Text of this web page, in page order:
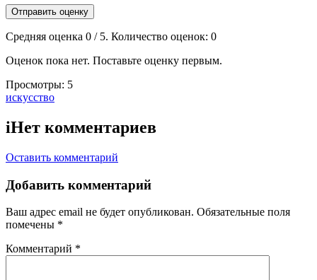
Отправить оценку
Средняя оценка 0 / 5. Количество оценок: 0
Оценок пока нет. Поставьте оценку первым.
Просмотры: 5
Тэги:
искусство
iНет комментариев
Оставить комментарий
Добавить комментарий
Ваш адрес email не будет опубликован. Обязательные поля
помечены *
Комментарий *